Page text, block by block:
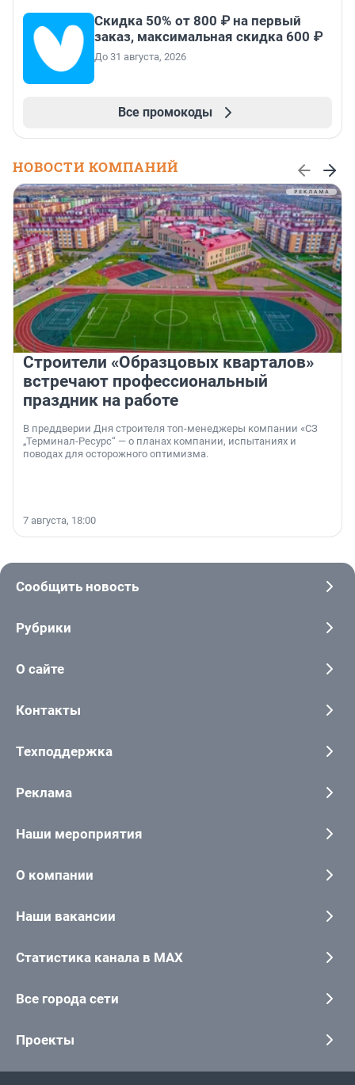
Скидка 50% от 800 ₽ на первый
заказ, максимальная скидка 600 ₽
До 31 августа, 2026
Все промокоды
НОВОСТИ КОМПАНИЙ
Строители «Образцовых кварталов»
встречают профессиональный
праздник на работе
В преддверии Дня строителя топ-менеджеры компании «СЗ
„Терминал-Ресурс“ — о планах компании, испытаниях и
поводах для осторожного оптимизма.
7 августа, 18:00
Сообщить новость
Рубрики
О сайте
Контакты
Техподдержка
Реклама
Наши мероприятия
О компании
Наши вакансии
Статистика канала в MAX
Все города сети
Проекты